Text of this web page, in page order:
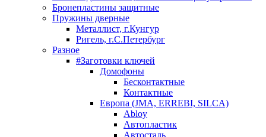
Бронепластины защитные
Пружины дверные
Металлист, г.Кунгур
Ригель, г.С.Петербург
Разное
#Заготовки ключей
Домофоны
Бесконтактные
Контактные
Европа (JMA, ERREBI, SILCA)
Abloy
Автопластик
Автосталь